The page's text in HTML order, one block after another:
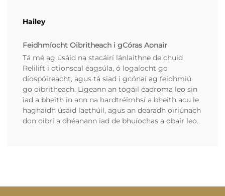
Hailey
Feidhmíocht Oibritheach i gCóras Aonair
Tá mé ag úsáid na stacáirí lánlaithne de chuid
Relilift i dtionscal éagsúla, ó logaíocht go
díospóireacht, agus tá siad i gcónaí ag feidhmiú
go oibritheach. Ligeann an tógáil éadroma leo sin
iad a bheith in ann na hardtréimhsí a bheith acu le
haghaidh úsáid laethúil, agus an dearadh oiriúnach
don oibrí a dhéanann iad de bhuíochas a obair leo.